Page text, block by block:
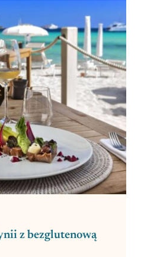
z bezglutenową